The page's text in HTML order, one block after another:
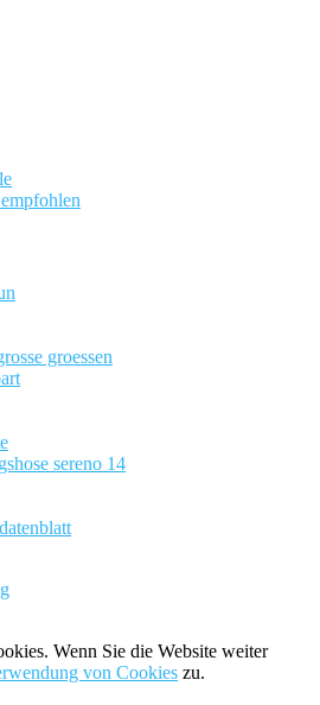
groessen
sereno 14
Wenn Sie die Website weiter
von Cookies zu.